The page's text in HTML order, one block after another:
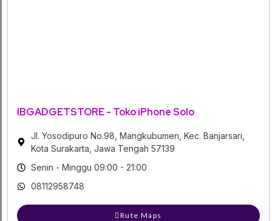
IBGADGETSTORE - Toko iPhone Solo
Jl. Yosodipuro No.98, Mangkubumen, Kec. Banjarsari,
Kota Surakarta, Jawa Tengah 57139
Senin - Minggu 09:00 - 21:00
08112958748
Rute Maps